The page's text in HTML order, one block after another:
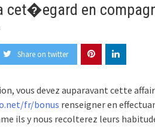
cet�egard en
Share on twitter
vous devez auparavant cette
fr/bonus renseigner en
ils y nous recolterez leurs